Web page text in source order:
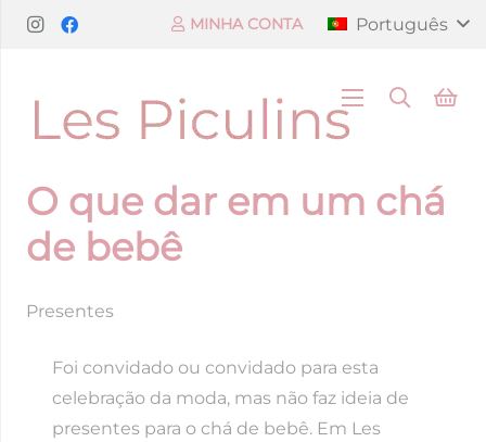
MINHA CONTA Português
O que dar em um chá
de bebê
Presentes
Foi convidado ou convidado para esta
celebração da moda, mas não faz ideia de
presentes para o chá de bebê. Em Les